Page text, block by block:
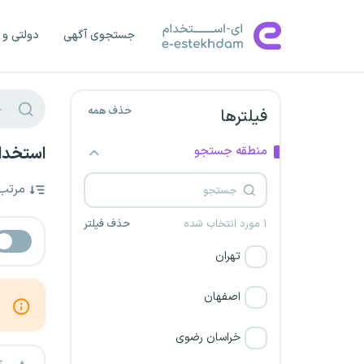
جستجوی آگهی دولتی
فیلترها حذف همه
منطقه جستجو
۱ مورد انتخاب شده حذف فیلتر
تهران
اصفهان
خراسان رضوی